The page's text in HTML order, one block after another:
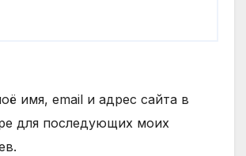
имя, email и адрес сайта в
для последующих моих